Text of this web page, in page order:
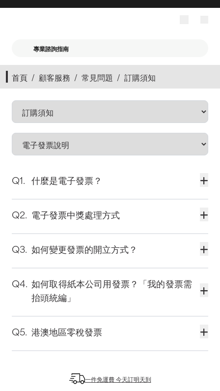
專業諮詢指南
首頁 / 顧客服務 / 常見問題 / 訂購須知
什麼是電子發票？
根據財政部令「電子發票實施作業要點」，消
費者完成訂單付款且於商品出貨後，所開立之
電子郵件方式通知消費者，並將發票號碼上傳
至整合服務平台留存，消費者可利用財政部電
子發票整合平台查詢消費紀錄。恕不另寄紙本
發票。
電子發票中獎處理方式
依統一發票使用辦法規定，每逢單月 25 日將
根據財政部公佈之統一發票中獎號碼進行電腦
通知方式將依消費者使用發票載具類型及載具
歸戶狀態，處理方式如下：
(1) 發票載具已歸戶：使用「手機條碼載具」或
「自然人憑證載具」，中獎發票將由「財政部
電子發票整合平台」進行領獎相關通知及作
(2) 發票載具未歸戶：由關貿以電子郵件通知
您領獎相關通知及作業，請自行前往指定超商
列印電子發票證明聯並至實體兌獎服務據點領
如何變更發票的開立方式？
若您當初於訂購時已選擇「公司發票」，訂單
成立後即無法更改為「個人發票」。倘若當初
已選擇「個人發票」，發票一經開立，恕無法
二聯（個人消費）或三聯（報帳用）發票，本
公司已盡告知義務，且為配合國稅局勸止二聯
換開三聯之政策，本公司有權利考量各因素後
退貨重新訂購。
如何取得紙本公司用發票？「我的發票需
抬頭統編」
請在結帳流程中填寫統一編號並選取關貿會員
載具，於發票開立後即會由關貿發送開立通知
港澳地區零稅發票
依統一發票給獎辦法第 11 條規定，依各法律規
一件免運費 今天訂明天到